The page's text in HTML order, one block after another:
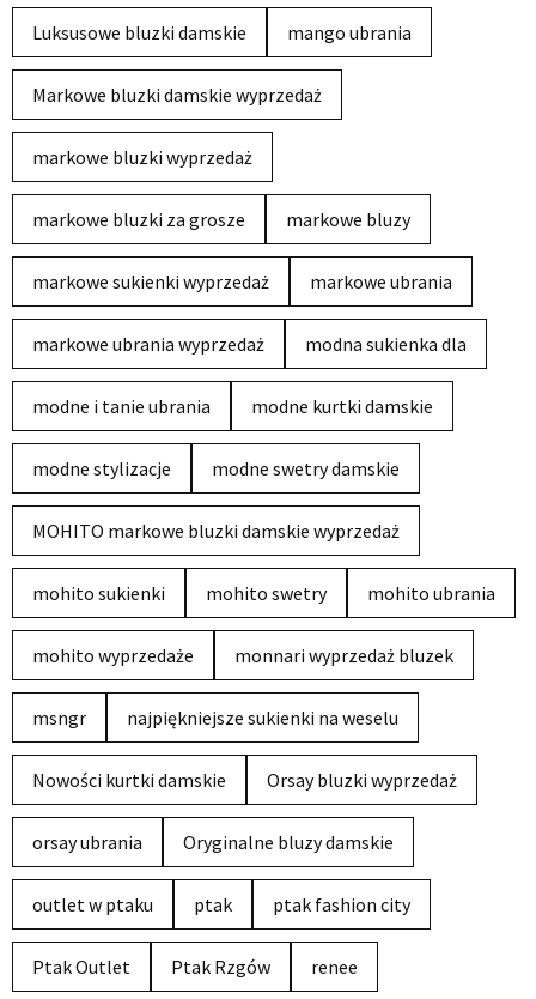
Luksusowe bluzki damskie mango ubrania
Markowe bluzki damskie wyprzedaż
markowe bluzki wyprzedaż
markowe bluzki za grosze markowe bluzy
markowe sukienki wyprzedaż markowe ubrania
markowe ubrania wyprzedaż modna sukienka dla
modne i tanie ubrania modne kurtki damskie
modne stylizacje modne swetry damskie
MOHITO markowe bluzki damskie wyprzedaż
mohito sukienki mohito swetry mohito ubrania
mohito wyprzedaże monnari wyprzedaż bluzek
msngr najpiękniejsze sukienki na weselu
Nowości kurtki damskie Orsay bluzki wyprzedaż
orsay ubrania Oryginalne bluzy damskie
outlet w ptaku ptak ptak fashion city
Ptak Outlet Ptak Rzgów renee